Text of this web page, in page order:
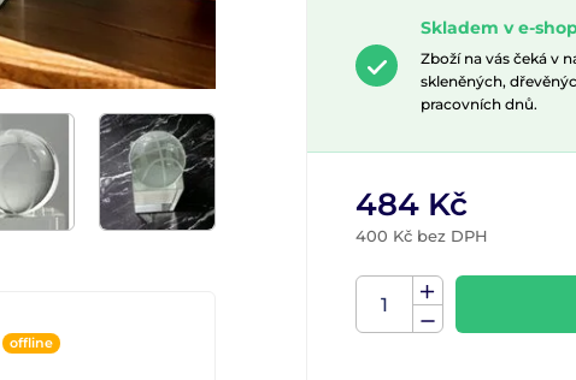
offline
Skladem v e-
Zboží na vás čeká v
skleněných,
pracovních dnů.
484 Kč
400 Kč bez DPH